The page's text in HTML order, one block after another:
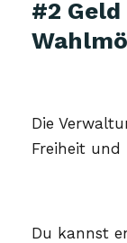
#2
Die
Freiheit und
Du kannst